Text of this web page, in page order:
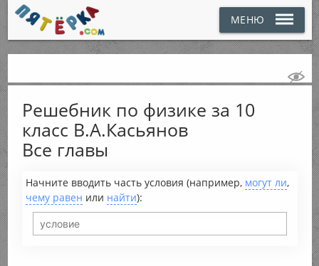
МЕНЮ
Решебник по физике за 10
класс В.А.Касьянов
Все главы
Начните вводить часть условия (например, могут ли,
чему равен или найти):